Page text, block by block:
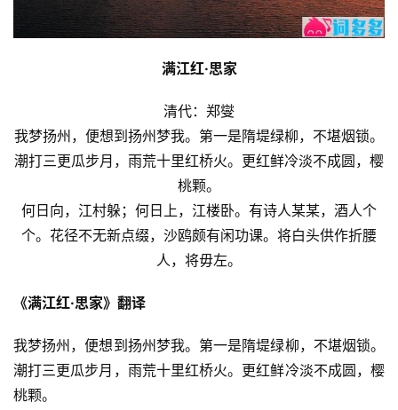
满江红·思家
清代：郑燮
我梦扬州，便想到扬州梦我。第一是隋堤绿柳，不堪烟锁。
潮打三更瓜步月，雨荒十里红桥火。更红鲜冷淡不成圆，樱
桃颗。
何日向，江村躲；何日上，江楼卧。有诗人某某，酒人个
个。花径不无新点缀，沙鸥颇有闲功课。将白头供作折腰
人，将毋左。
《满江红·思家》翻译
我梦扬州，便想到扬州梦我。第一是隋堤绿柳，不堪烟锁。
潮打三更瓜步月，雨荒十里红桥火。更红鲜冷淡不成圆，樱
桃颗。